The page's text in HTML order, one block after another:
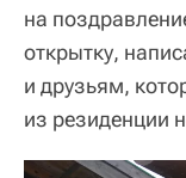
на
открытку,
и друзьям,
из резиденции